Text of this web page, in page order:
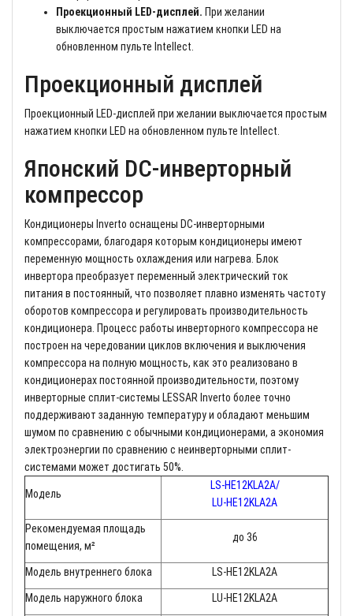
Проекционный LED-дисплей. При желании
выключается простым нажатием кнопки LED на
обновленном пульте Intellect.
Проекционный дисплей
Проекционный LED-дисплей при желании выключается простым
нажатием кнопки LED на обновленном пульте Intellect.
Японский DC-инверторный
компрессор
Кондиционеры Inverto оснащены DC-инверторными
компрессорами, благодаря которым кондиционеры имеют
переменную мощность охлаждения или нагрева. Блок
инвертора преобразует переменный электрический ток
питания в постоянный, что позволяет плавно изменять частоту
оборотов компрессора и регулировать производительность
кондиционера. Процесс работы инверторного компрессора не
построен на чередовании циклов включения и выключения
компрессора на полную мощность, как это реализовано в
кондиционерах постоянной производительности, поэтому
инверторные сплит-системы LESSAR Inverto более точно
поддерживают заданную температуру и обладают меньшим
шумом по сравнению с обычными кондиционерами, а экономия
электроэнергии по сравнению с неинверторными сплит-
системами может достигать 50%.
Модель
LS-HE12KLA2A/
LU-HE12KLA2A
Рекомендуемая площадь
помещения, м²
до 36
Модель внутреннего блока LS-HE12KLA2A
Модель наружного блока LU-HE12KLA2A